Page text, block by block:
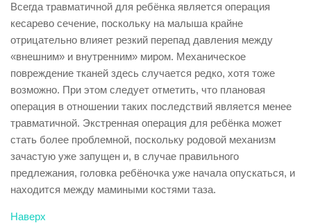
Всегда травматичной для ребёнка является операция
кесарево сечение, поскольку на малыша крайне
отрицательно влияет резкий перепад давления между
«внешним» и внутренним» миром. Механическое
повреждение тканей здесь случается редко, хотя тоже
возможно. При этом следует отметить, что плановая
операция в отношении таких последствий является менее
травматичной. Экстренная операция для ребёнка может
стать более проблемной, поскольку родовой механизм
зачастую уже запущен и, в случае правильного
предлежания, головка ребёночка уже начала опускаться, и
находится между мамиными костями таза.
Наверх